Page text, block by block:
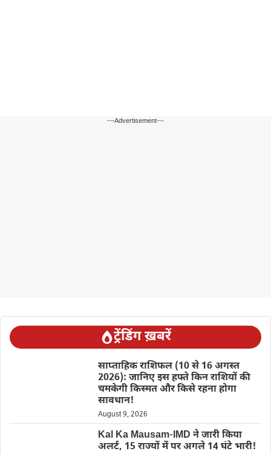
---Advertisement---
ट्रेंडिंग ख़बरें
साप्ताहिक राशिफल (10 से 16 अगस्त
2026): जानिए इस हफ्ते किन राशियों की
चमकेगी किस्मत और किसे रहना होगा
सावधान!
August 9, 2026
Kal Ka Mausam-IMD ने जारी किया
अलर्ट, 15 राज्यों में पर अगले 14 घंटे भारी!